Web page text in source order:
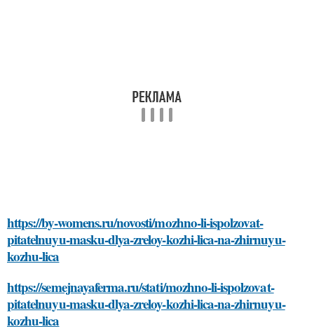
https://by-womens.ru/novosti/mozhno-li-ispolzovat-
pitatelnuyu-masku-dlya-zreloy-kozhi-lica-na-zhirnuyu-
kozhu-lica
https://semejnayaferma.ru/stati/mozhno-li-ispolzovat-
pitatelnuyu-masku-dlya-zreloy-kozhi-lica-na-zhirnuyu-
kozhu-lica